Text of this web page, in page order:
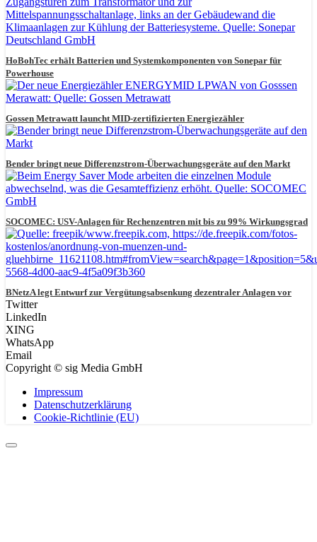
HoBohTec erhält Batterien und Systemkomponenten von Sonepar für
Powerhouse
Gossen Metrawatt launcht MID-zertifizierten Energiezähler
Bender bringt neue Differenzstrom-Überwachungsgeräte auf den Markt
SOCOMEC: USV-Anlagen für Rechenzentren mit bis zu 99% Wirkungsgrad
BNetzA legt Entwurf zur Vergütungsabsenkung dezentraler Anlagen vor
Twitter
LinkedIn
XING
WhatsApp
Email
Copyright © sig Media GmbH
Impressum
Datenschutzerklärung
Cookie-Richtlinie (EU)